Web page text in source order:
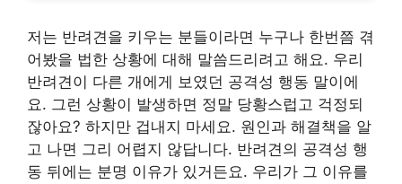
저는 반려견을 키우는 분들이라면 누구나 한번쯤 겪
어봤을 법한 상황에 대해 말씀드리려고 해요. 우리
반려견이 다른 개에게 보였던 공격성 행동 말이에
요. 그런 상황이 발생하면 정말 당황스럽고 걱정되
잖아요? 하지만 겁내지 마세요. 원인과 해결책을 알
고 나면 그리 어렵지 않답니다. 반려견의 공격성 행
동 뒤에는 분명 이유가 있거든요. 우리가 그 이유를